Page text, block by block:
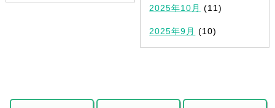
2025年10月 (11)
2025年9月 (10)